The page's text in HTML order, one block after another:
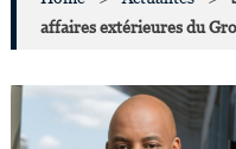
affaires extérieures du